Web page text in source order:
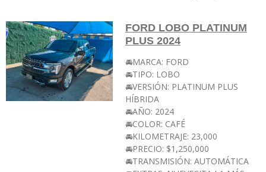
FORD LOBO PLATINUM
PLUS 2024
🚘MARCA: FORD
🚘TIPO: LOBO
🚘VERSIÓN: PLATINUM PLUS
HÍBRIDA
🚘AÑO: 2024
🚘COLOR: CAFÉ
🚘KILOMETRAJE: 23,000
🚘PRECIO: $1,250,000
🚘TRANSMISIÓN: AUTOMÁTICA